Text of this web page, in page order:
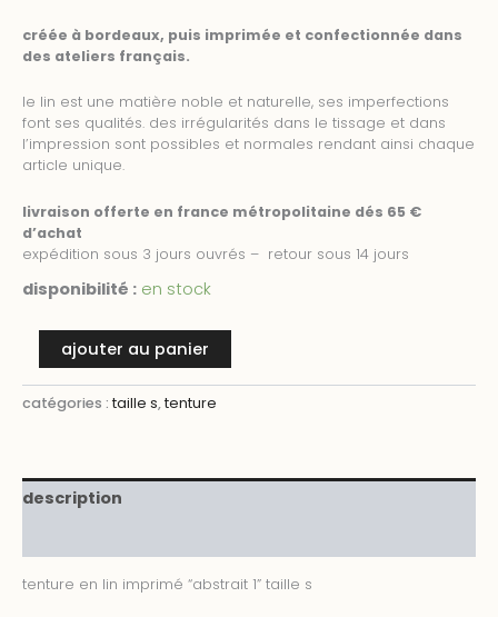
créée à bordeaux, puis imprimée et confectionnée dans
des ateliers français.
le lin est une matière noble et naturelle, ses imperfections
font ses qualités. des irrégularités dans le tissage et dans
l’impression sont possibles et normales rendant ainsi chaque
article unique.
livraison offerte en france métropolitaine dés 65 €
d’achat
expédition sous 3 jours ouvrés – retour sous 14 jours
disponibilité : en stock
quantité
de
abstrait
1
ajouter au panier
catégories : taille s,tenture
description
tenture en lin imprimé “abstrait 1” taille s